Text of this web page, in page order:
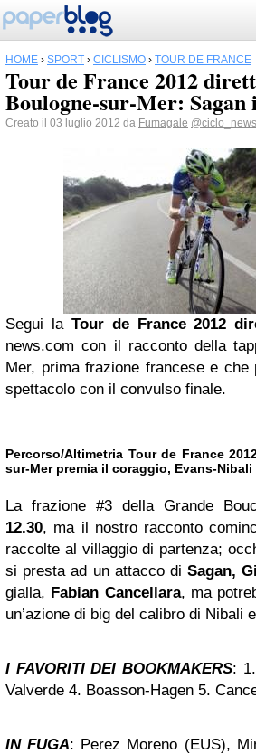
HOME › SPORT › CICLISMO › TOUR DE FRANCE
Tour de France 2012
Boulogne-sur-Mer:
Creato il 03 luglio 2012 da Fumagale @ciclo_news
Segui la Tour de France2012
news.com con il racconto della
Mer, prima frazione francese e che
spettacolo con il convulso finale.
Percorso/Altimetria Tour de France
sur-Mer premia il coraggio, Evans-
La frazione #3 della Grande
12.30, ma il nostro racconto
raccolte al villaggio di partenza;
si presta ad un attacco diSagan,
gialla, Fabian Cancellara, ma
un’azione di big del calibro di Nibali
I FAVORITI DEI BOOKMAKERS:
Valverde 4. Boasson-Hagen 5.
IN FUGA: Perez Moreno (EUS),